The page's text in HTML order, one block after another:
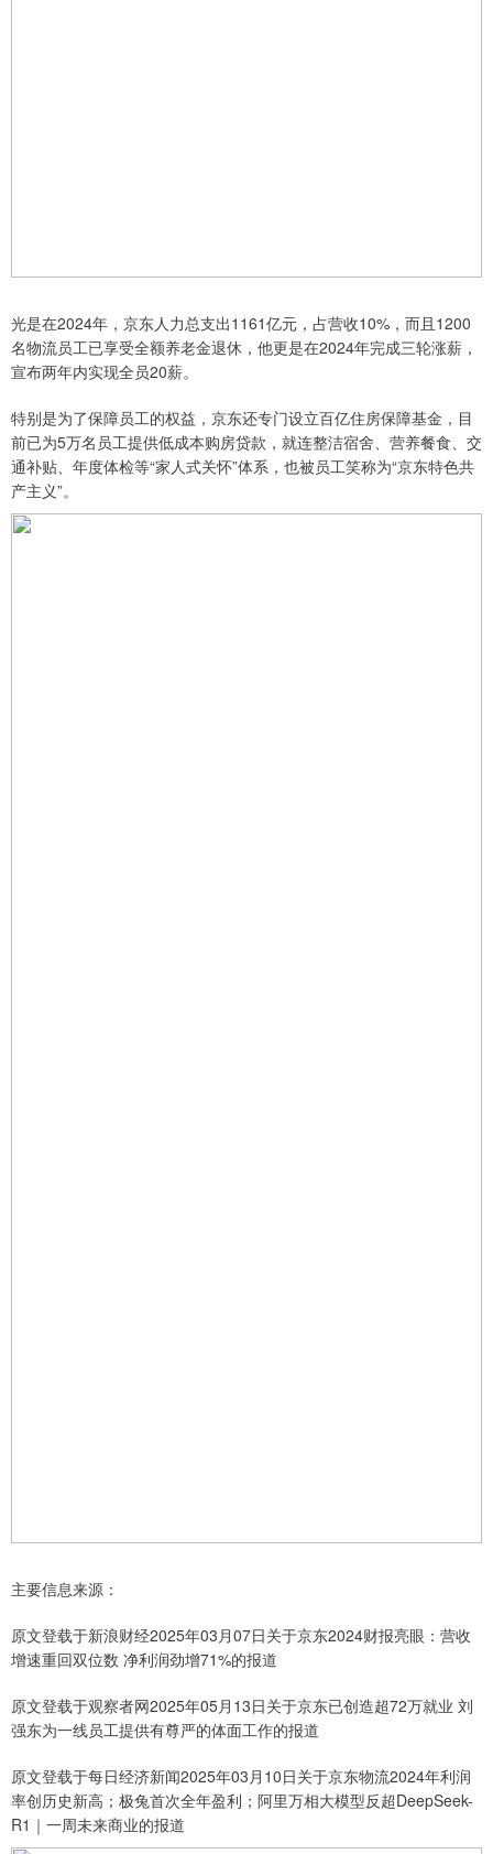
光是在2024年，京东人力总支出1161亿元，占营收10%，而且1200
名物流员工已享受全额养老金退休，他更是在2024年完成三轮涨薪，
宣布两年内实现全员20薪。
特别是为了保障员工的权益，京东还专门设立百亿住房保障基金，目
前已为5万名员工提供低成本购房贷款，就连整洁宿舍、营养餐食、交
通补贴、年度体检等“家人式关怀”体系，也被员工笑称为“京东特色共
产主义”。
主要信息来源：
原文登载于新浪财经2025年03月07日关于京东2024财报亮眼：营收
增速重回双位数 净利润劲增71%的报道
原文登载于观察者网2025年05月13日关于京东已创造超72万就业 刘
强东为一线员工提供有尊严的体面工作的报道
原文登载于每日经济新闻2025年03月10日关于京东物流2024年利润
率创历史新高；极兔首次全年盈利；阿里万相大模型反超DeepSeek-
R1｜一周未来商业的报道